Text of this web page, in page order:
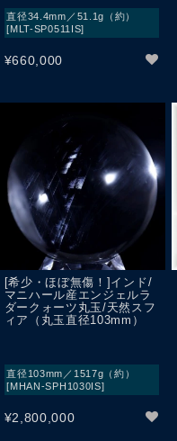
直径34.4mm／51.1g（約）
[MLT-SP0511IS]
¥660,000
[希少・ほぼ無傷！]インド/
マニハール産エンジェルラ
ダークォーツ丸玉/天然スフ
ィア（丸玉直径103mm）
直径103mm／1517g（約）
[MHAN-SPH1030IS]
¥2,800,000